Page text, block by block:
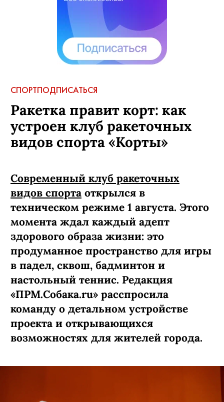
СПОРТПОДПИСАТЬСЯ
Ракетка правит корт: как
устроен клуб ракеточных
видов спорта «Корты»
Современный клуб ракеточных
видов спорта открылся в
техническом режиме 1 августа. Этого
момента ждал каждый адепт
здорового образа жизни: это
продуманное пространство для игры
в падел, сквош, бадминтон и
настольный теннис. Редакция
«ПРМ.Собака.ru» расспросила
команду о детальном устройстве
проекта и открывающихся
возможностях для жителей города.